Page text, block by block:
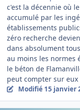
c'est la décennie où
accumulé par les
établissements
zéro recherche
dans absolument
au moins les normes
le béton de
peut compter sur
Modifié 15 janvier